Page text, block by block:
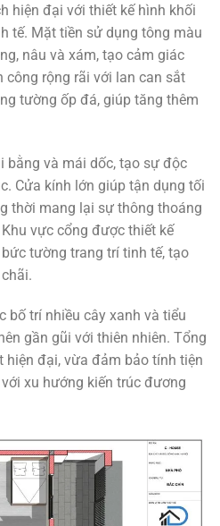
hiện đại với thiết kế hình khối
tế. Mặt tiền sử dụng tông màu
nâu và xám, tạo cảm giác
công rộng rãi với lan can sắt
tường ốp đá, giúp tăng thêm
bằng và mái dốc, tạo sự độc
Cửa kính lớn giúp tận dụng tối
thời mang lại sự thông thoáng
vực cổng được thiết kế
tường trang trí tinh tế, tạo
bố trí nhiều cây xanh và tiểu
gần gũi với thiên nhiên. Tổng
hiện đại, vừa đảm bảo tính tiện
xu hướng kiến trúc đương